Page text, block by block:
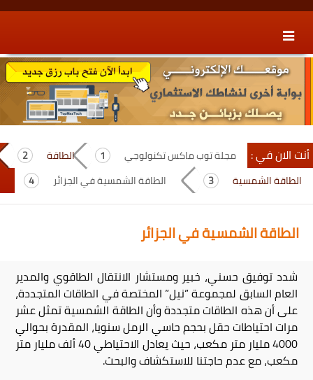
content
secondary
content
أنت الان في : مجلة توب ماكس تكنولوجي
الطاقة
الطاقة الشمسية
الطاقة الشمسية في الجزائر
الطاقة الشمسية في الجزائر
شدد توفيق حسني، خبير ومستشار الانتقال الطاقوي والمدير
العام السابق لمجموعة ”نيل” المختصة في الطاقات المتجددة،
على أن هذه الطاقات متجددة وأن الطاقة الشمسية تمثل عشر
مرات احتياطات حقل بحجم حاسي الرمل سنويا، المقدرة بحوالي
4000 مليار متر مكعب، حيث يعادل الاحتياطي 40 ألف مليار متر
مكعب، مع عدم حاجتنا للاستكشاف والبحث.